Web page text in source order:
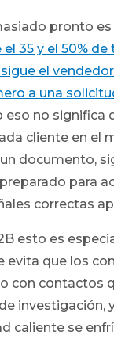
pronto es
el 35 y el 50%
el
a una
no significa
cliente en el
documento,
para
correctas
esto es
evita que los
con contactos
investigación,
caliente se